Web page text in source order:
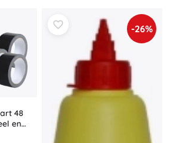
48
en
-26%